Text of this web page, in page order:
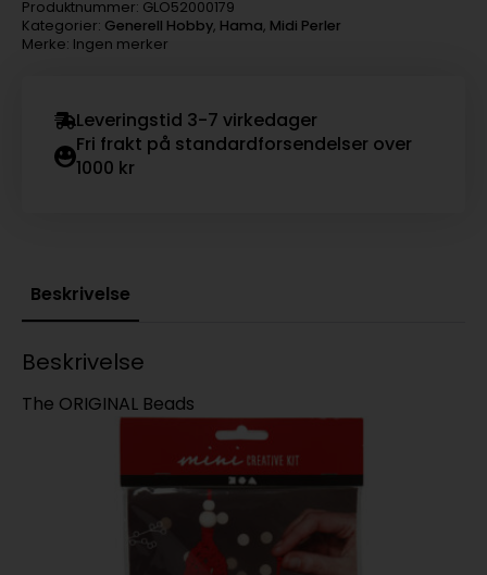
79
Aprikos
antall
Produktnummer: GLO52000179
Kategorier: Generell Hobby, Hama, Midi Perler
Merke: Ingen merker
Leveringstid 3-7 virkedager
Fri frakt på standardforsendelser over
1000 kr
Beskrivelse
Beskrivelse
The ORIGINAL Beads